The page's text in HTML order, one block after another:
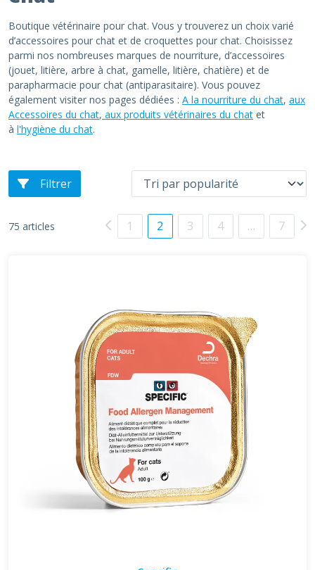
Boutique vétérinaire pour chat. Vous y trouverez un choix varié
d’accessoires pour chat et de croquettes pour chat. Choisissez
parmi nos nombreuses marques de nourriture, d’accessoires
(jouet, litière, arbre à chat, gamelle, litière, chatière) et de
parapharmacie pour chat (antiparasitaire). Vous pouvez
également visiter nos pages dédiées : A la nourriture du chat, aux
Accessoires du chat, aux produits vétérinaires du chat et
à l'hygiène du chat.
Filtrer
75 articles 1 2 3 4 … 7